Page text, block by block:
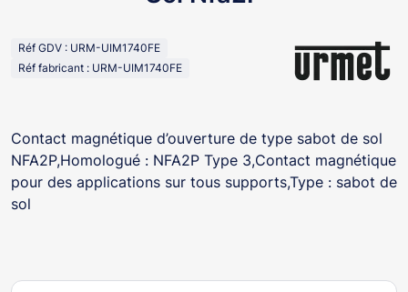
Réf GDV : URM-UIM1740FE
Réf fabricant : URM-UIM1740FE
Contact magnétique d’ouverture de type sabot de sol
NFA2P,Homologué : NFA2P Type 3,Contact magnétique
pour des applications sur tous supports,Type : sabot de
sol